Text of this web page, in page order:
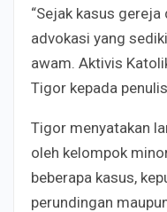
“Sejak kasus gereja
advokasi yang
awam. Aktivis
Tigor kepada
Tigor menyatakan
oleh kelompok
beberapa kasus,
perundingan